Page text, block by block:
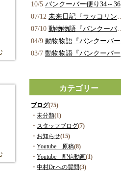
10/5 バンクーバー便り34～36を追加しました。
07/12 未来日記『ラッコリン家族の帰還』改訂版を掲載しました。
07/10 動物物語『バンクーバー物語』第3話(最終話)を図書室に掲載しました。
04/9 動物物語『バンクーバー物語』第2話を「図書室」に掲載しました。
03/7 動物物語『バンクーバー物語』を図書室に掲載しました。
カテゴリー
ブログ(75)
・ 未分類(1)
・ スタッフブログ(7)
・ お知らせ(15)
・ Youtube 原稿(8)
・ Youtube 配信動画(1)
・ 中村Dr.への質問(3)